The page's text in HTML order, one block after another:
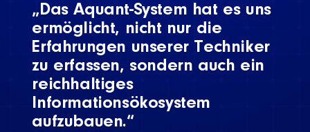
„Das Aquant-System hat es uns
ermöglicht, nicht nur die
Erfahrungen unserer Techniker
zu erfassen, sondern auch ein
reichhaltiges
Informationsökosystem
aufzubauen.“